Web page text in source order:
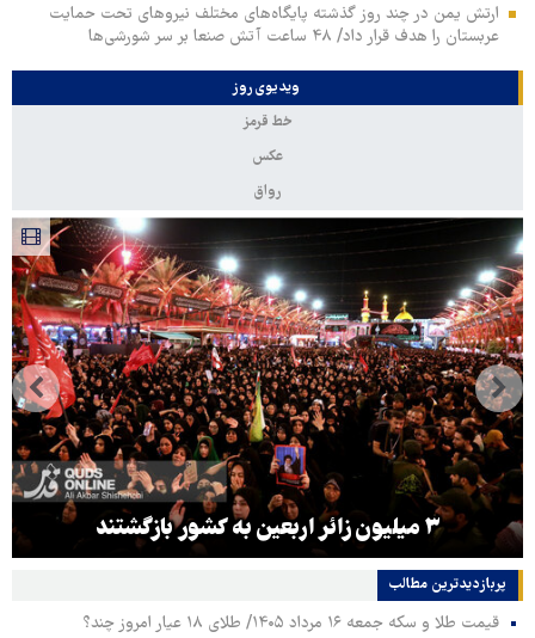
ارتش یمن در چند روز گذشته پایگاه‌های مختلف نیروهای تحت حمایت
عربستان را هدف قرار داد/ ۴۸ ساعت آتش صنعا بر سر شورشی‌ها
ویدیوی روز
خط قرمز
عکس
رواق
۳ میلیون زائر اربعین به کشور بازگشتند
پربازدیدترین‌ مطالب
قیمت طلا و سکه جمعه ۱۶ مرداد ۱۴۰۵/ طلای ۱۸ عیار امروز چند؟